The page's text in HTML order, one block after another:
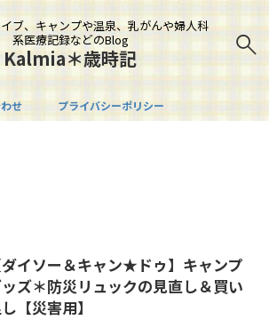
ブ、キャンプや温泉、乳がんや婦人科
系医療記録などのBlog
Kalmia＊歳時記
せ プライバシーポリシー
ダイソー＆キャン★ドゥ】キャンプ
ズ＊防災リュックの見直し＆買い
【災害用】